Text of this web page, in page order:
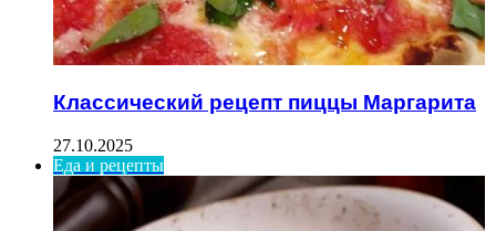
Классический рецепт пиццы Маргарита
27.10.2025
Еда и рецепты